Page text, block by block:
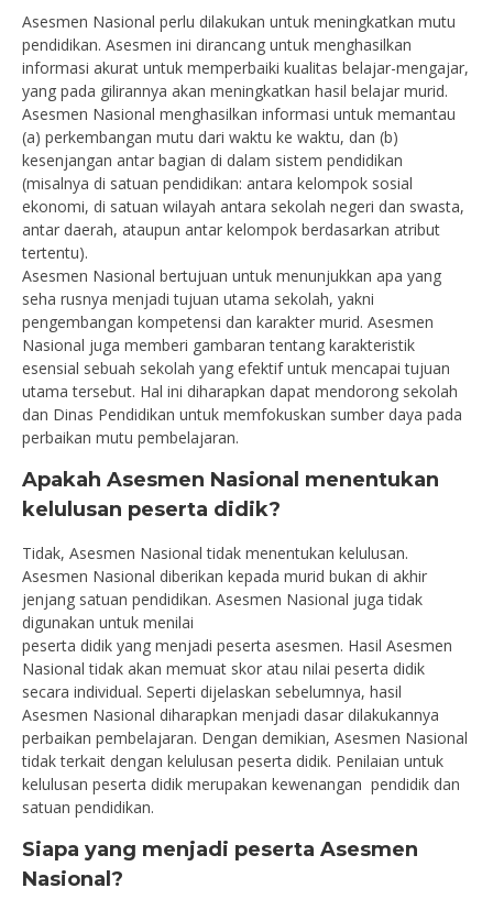
Asesmen Nasional perlu dilakukan untuk meningkatkan mutu
pendidikan. Asesmen ini dirancang untuk menghasilkan
informasi akurat untuk memperbaiki kualitas belajar-mengajar,
yang pada gilirannya akan meningkatkan hasil belajar murid.
Asesmen Nasional menghasilkan informasi untuk memantau
(a) perkembangan mutu dari waktu ke waktu, dan (b)
kesenjangan antar bagian di dalam sistem pendidikan
(misalnya di satuan pendidikan: antara kelompok sosial
ekonomi, di satuan wilayah antara sekolah negeri dan swasta,
antar daerah, ataupun antar kelompok berdasarkan atribut
tertentu).
Asesmen Nasional bertujuan untuk menunjukkan apa yang
seha rusnya menjadi tujuan utama sekolah, yakni
pengembangan kompetensi dan karakter murid. Asesmen
Nasional juga memberi gambaran tentang karakteristik
esensial sebuah sekolah yang efektif untuk mencapai tujuan
utama tersebut. Hal ini diharapkan dapat mendorong sekolah
dan Dinas Pendidikan untuk memfokuskan sumber daya pada
perbaikan mutu pembelajaran.
Apakah Asesmen Nasional menentukan
kelulusan peserta didik?
Tidak, Asesmen Nasional tidak menentukan kelulusan.
Asesmen Nasional diberikan kepada murid bukan di akhir
jenjang satuan pendidikan. Asesmen Nasional juga tidak
digunakan untuk menilai
peserta didik yang menjadi peserta asesmen. Hasil Asesmen
Nasional tidak akan memuat skor atau nilai peserta didik
secara individual. Seperti dijelaskan sebelumnya, hasil
Asesmen Nasional diharapkan menjadi dasar dilakukannya
perbaikan pembelajaran. Dengan demikian, Asesmen Nasional
tidak terkait dengan kelulusan peserta didik. Penilaian untuk
kelulusan peserta didik merupakan kewenangan pendidik dan
satuan pendidikan.
Siapa yang menjadi peserta Asesmen
Nasional?